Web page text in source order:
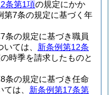
条第1項の規定にかか
第7条の規定に基づく年
条の規定に基づき職員
ては、 新条例第12条
時季を請求したものと
条の規定に基づき任命
は、 新条例第17条第